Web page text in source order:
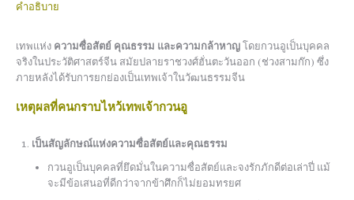
คำอธิบาย
เทพแห่ง ความซื่อสัตย์ คุณธรรม และความกล้าหาญ โดยกวนอูเป็นบุคคล
จริงในประวัติศาสตร์จีน สมัยปลายราชวงศ์ฮั่นตะวันออก (ช่วงสามก๊ก) ซึ่ง
ภายหลังได้รับการยกย่องเป็นเทพเจ้าในวัฒนธรรมจีน
เหตุผลที่คนกราบไหว้เทพเจ้ากวนอู
เป็นสัญลักษณ์แห่งความซื่อสัตย์และคุณธรรม
กวนอูเป็นบุคคลที่ยึดมั่นในความซื่อสัตย์และจงรักภักดีต่อเล่าปี่ แม้
จะมีข้อเสนอที่ดีกว่าจากข้าศึกก็ไม่ยอมทรยศ